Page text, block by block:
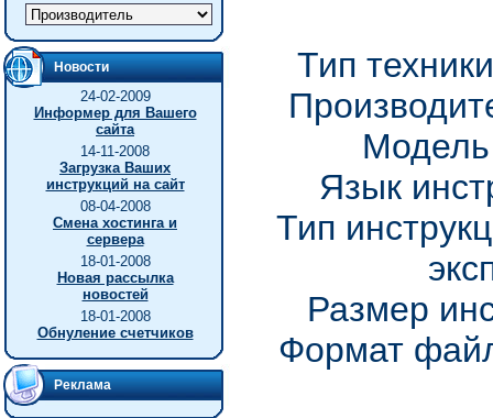
Новости
24-02-2009
Информер для Вашего
сайта
14-11-2008
Загрузка Ваших
инструкций на сайт
08-04-2008
Смена хостинга и
сервера
18-01-2008
Новая рассылка
новостей
18-01-2008
Обнуление счетчиков
Реклама
Тип
Язык
Тип
Размер
Формат